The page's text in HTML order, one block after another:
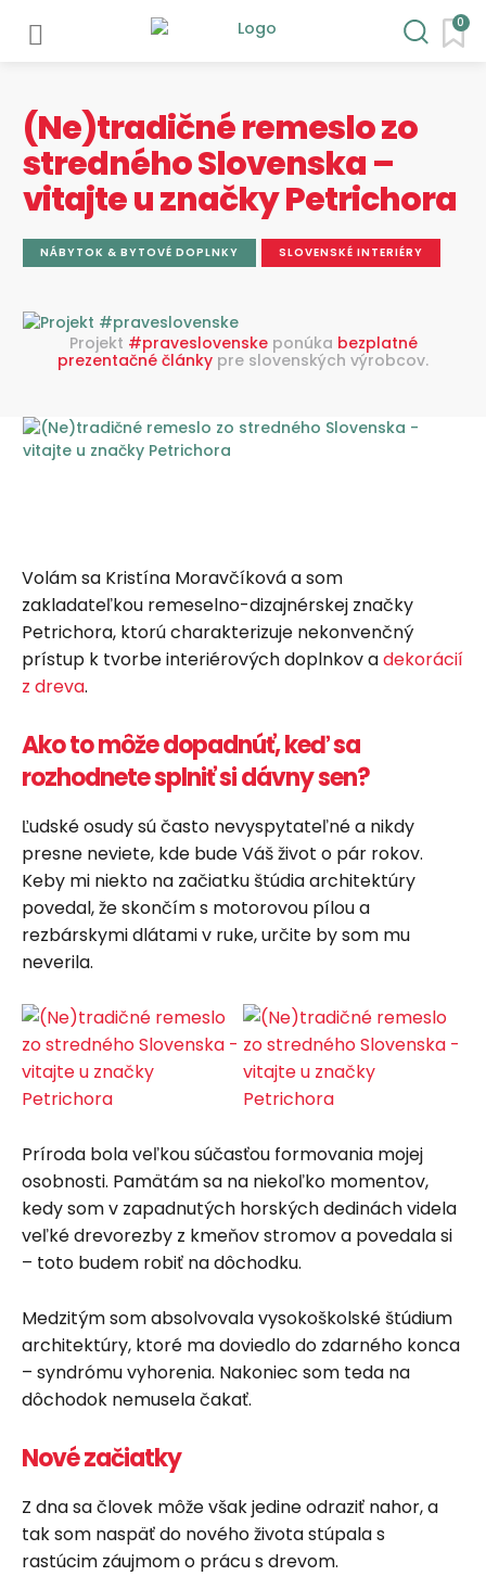
0
(Ne)tradičné remeslo zo
stredného Slovenska –
vitajte u značky Petrichora
NÁBYTOK & BYTOVÉ DOPLNKY SLOVENSKÉ INTERIÉRY
Projekt #praveslovenskeponúka bezplatné
prezentačné články pre slovenských výrobcov.
Volám sa Kristína Moravčíková a som
zakladateľkou remeselno-dizajnérskej značky
Petrichora, ktorú charakterizuje nekonvenčný
prístup k tvorbe interiérových doplnkov adekorácií
z dreva.
Ako to môže dopadnúť, keď sa
rozhodnete splniť si dávny sen?
Ľudské osudy sú často nevyspytateľné a nikdy
presne neviete, kde bude Váš život o pár rokov.
Keby mi niekto na začiatku štúdia architektúry
povedal, že skončím s motorovou pílou a
rezbárskymi dlátami v ruke, určite by som mu
neverila.
Príroda bola veľkou súčasťou formovania mojej
osobnosti. Pamätám sa na niekoľko momentov,
kedy som v zapadnutých horských dedinách videla
veľké drevorezby z kmeňov stromov a povedala si
– toto budem robiť na dôchodku.
Medzitým som absolvovala vysokoškolské štúdium
architektúry, ktoré ma doviedlo do zdarného konca
– syndrómu vyhorenia. Nakoniec som teda na
dôchodok nemusela čakať.
Nové začiatky
Z dna sa človek môže však jedine odraziť nahor, a
tak som naspäť do nového života stúpala s
rastúcim záujmom o prácu s drevom.